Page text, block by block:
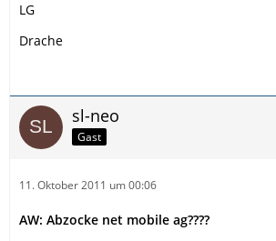
LG
Drache
sl-neo
Gast
11. Oktober 2011 um 00:06
AW: Abzocke net mobile ag????